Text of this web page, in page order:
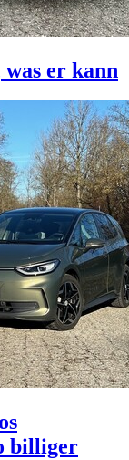
er kann
billiger